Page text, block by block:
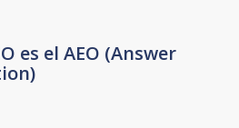
es el AEO (Answer